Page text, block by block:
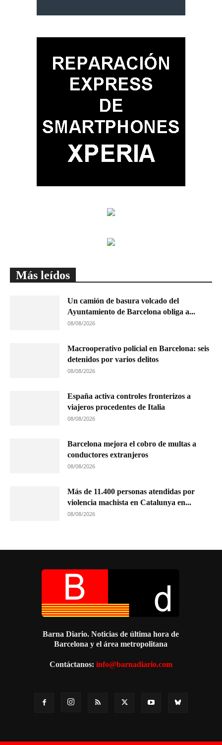
Más leídos
Un camión de basura volcado del
Ayuntamiento de Barcelona obliga a...
08/08/2026
Macrooperativo policial en Barcelona: seis
detenidos por varios delitos
08/08/2026
España activa controles fronterizos a
viajeros procedentes de Italia
08/08/2026
Barcelona mejora el cobro de multas a
conductores extranjeros
08/08/2026
Más de 11.400 personas atendidas por
violencia machista en Catalunya en...
08/08/2026
Barna Diario. Noticias de última hora de
Barcelona y el área metropolitana
Contáctanos: info@barnadiario.com